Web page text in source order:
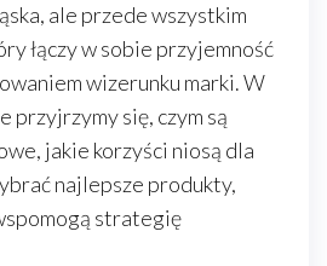
ale przede wszystkim
łączy w sobie przyjemność
wizerunku marki. W
przyjrzymy się, czym są
jakie korzyści niosą dla
najlepsze produkty,
strategię